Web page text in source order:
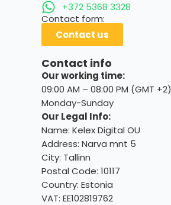
+372 5368 3328
Contact form:
Contact us
Contact info
Our working time:
09:00 AM – 08:00 PM (GMT +2)
Monday-Sunday
Our Legal Info:
Name: Kelex Digital OU
Address: Narva mnt 5
City: Tallinn
Postal Code: 10117
Country: Estonia
VAT: EE102819762